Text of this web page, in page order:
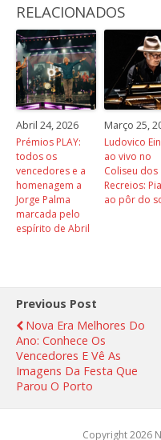
RELACIONADOS
Abril 24, 2026
Prémios PLAY:
todos os
vencedores e a
homenagem a
Jorge Palma
marcada pelo
espírito de Abril
Março 25,
Ludovico
ao vivo no
Coliseu dos
Recreios:
ao pôr do
Previous Post
Nova Era Melhores Do
Ano: Conhece Os
Vencedores E Vê As
Imagens Da Festa Que
Parou O Porto
Copyright 2026